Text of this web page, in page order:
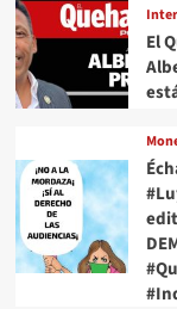
hay
en
el
ser
humano”
El